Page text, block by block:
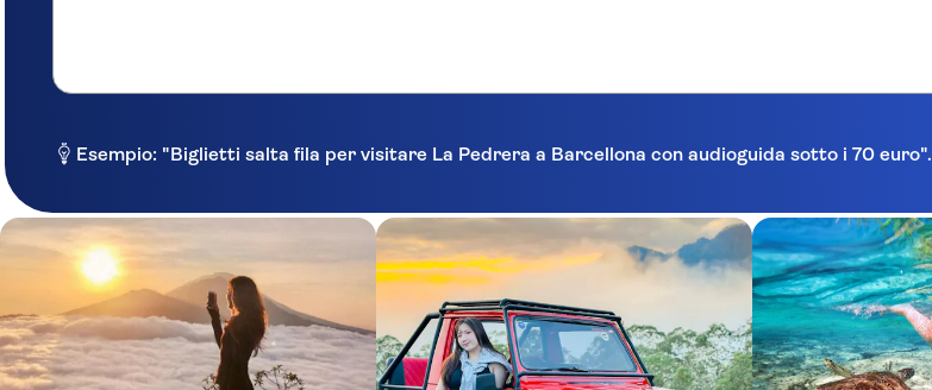
Esempio: "Biglietti salta fila per visitare La Pedrera a Barcellona con audioguida sotto i 70 euro".